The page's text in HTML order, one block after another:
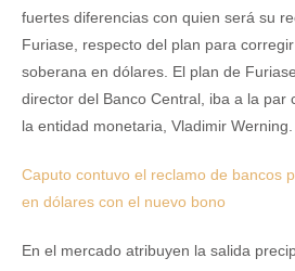
fuertes diferencias con quien será su
Furiase, respecto del plan para
soberana en dólares. El plan de
director del Banco Central, iba a la par
la entidad monetaria, Vladimir Werning.
Caputo contuvo el reclamo de bancos
en dólares con el nuevo bono
En el mercado atribuyen la salida